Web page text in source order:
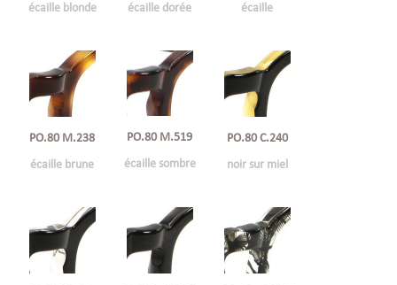
écaille blonde
écaille dorée
écaille
PO.80 M.238
écaille brune
PO.80 M.519
écaille sombre
PO.80 C.240
noir sur miel